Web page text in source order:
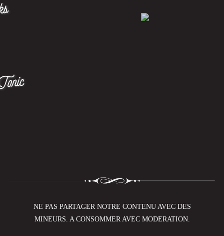
NE PAS PARTAGER NOTRE CONTENU AVEC DES
MINEURS. A CONSOMMER AVEC MODERATION.